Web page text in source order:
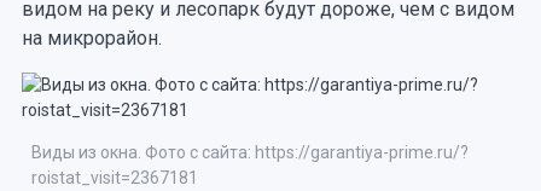
видом на реку и лесопарк будут дороже, чем с видом
на микрорайон.
Виды из окна. Фото с сайта: https://garantiya-prime.ru/?
roistat_visit=2367181